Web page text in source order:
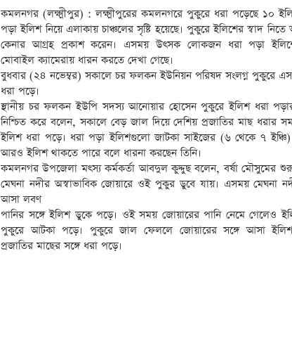
কমলনগর (লক্ষ্মীপুর) : লক্ষ্মীপুরের কমলনগরে পুকুরে ধরা পড়েছে ১০
পড়া ইলিশ নিয়ে এলাকায় চাঞ্চলের সৃষ্টি হয়েছে। পুকুরে ইলিশের স্বাদ
কেনার আগ্রহ প্রকাশ করেন। এসময় উৎসক লোকজন ধরা পড়া
মোবাইল ক্যামেরায় ধারন করতে দেখা গেছে।
বুধবার (২৪ নভেম্বর) সকালে চর ফলকন ইউনিয়ন পরিষদ সংলগ্ন পুকুরে
ধরা পড়ে।
স্থানীয় চর ফলকন ইউপি সদস্য আনোয়ার হোসেন পুকুরে ইলিশ ধরা
নিশ্চিত করে বলেন, সকালে বেড় জাল দিয়ে দেশিয় প্রজাতির মাছ ধরার
ইলিশ ধরা পড়ে। ধরা পড়া ইলিশগুলো জাটকা সাইজের (৬ থেকে ৭
আরও ইলিশ থাকতে পারে বলে ধারনা করছেন তিনি।
কমলনগর উপজেলা মৎস্য কর্মকর্তা আবদুল কুদ্দুছ বলেন, বর্ষা মৌসুমের
মেঘনা নদীর অস্বাভাবিক জোয়ারে ওই পুকুর ডুবে যায়। এসময় মেঘনা
আসা লবণ
পানির সঙ্গে ইলিশ ডুকে পড়ে। ওই সময় জোয়ারের পানি নেমে গেলেও
পুকুরে আটকা পড়ে। পুকুরে জাল ফেললে জোয়ারের সঙ্গে আসা ইলিশ
প্রজাতির মাছের সঙ্গে ধরা পড়ে।